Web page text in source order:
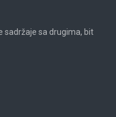
sadržaje sa drugima, bit